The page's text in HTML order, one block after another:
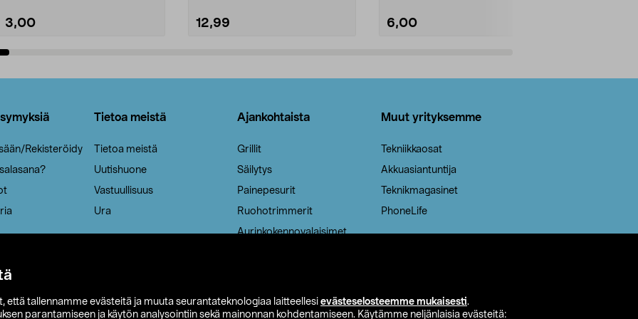
että tallennamme evästeitä ja muuta seurantateknologiaa laitteellesi evästeselosteemme mukaisesti.
parantamiseen ja käytön analysointiin sekä mainonnan kohdentamiseen. Käytämme neljänlaisia evästeitä:
3,00 12,99 6,00
Rekisteröidy
Tietoa meistä
Tietoa meistä
Uutishuone
Vastuullisuus
Ura
Ajankohtaista
Grillit
Säilytys
Painepesurit
Ruohotrimmerit
Aurinkokennovalaisimet
Muut yrityksemme
Tekniikkaosat
Akkuasiantuntija
Teknikmagasinet
PhoneLife